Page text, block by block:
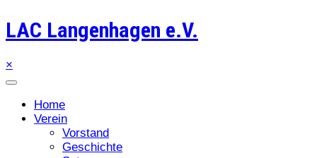
LAC Langenhagen e.V.
×
Home
Verein
Vorstand
Geschichte